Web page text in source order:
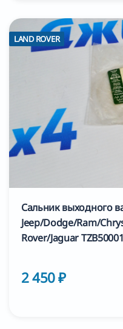
LAND ROVER
Сальник выходного
Jeep/Dodge/Ram/
Rover/Jaguar
2 450 ₽